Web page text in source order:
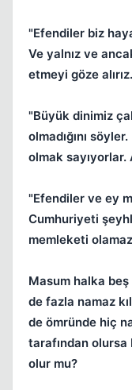
"Efendiler biz
Ve yalnız ve
etmeyi göze
"Büyük dinimiz
olmadığını
olmak sayıyorlar.
"Efendiler ve ey
Cumhuriyeti
memleketi
Masum halka
de fazla namaz
de ömründe hiç
tarafından
olur mu?